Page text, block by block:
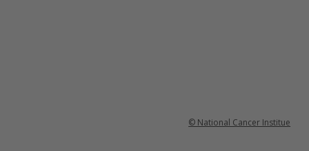
© National Cancer Institue